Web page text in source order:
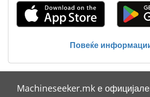
Повеќе
Machineseeker.mk е